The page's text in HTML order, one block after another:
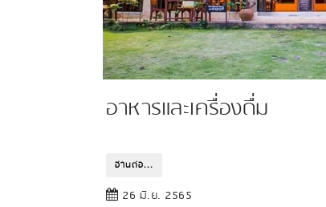
อาหารและเครื่องดื่ม
อ่านต่อ...
26 มิ.ย. 2565